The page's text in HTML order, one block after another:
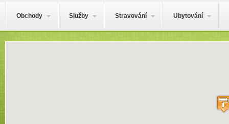
Obchody Služby Stravování Ubytování
Mapa obsahu